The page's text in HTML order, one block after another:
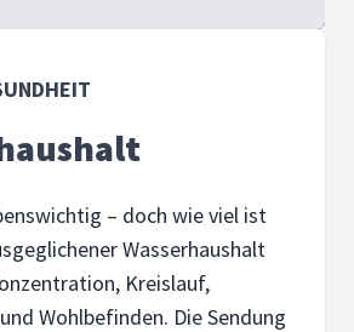
– doch wie viel ist
Wasserhaushalt
Kreislauf,
Wohlbefinden. Die Sendung